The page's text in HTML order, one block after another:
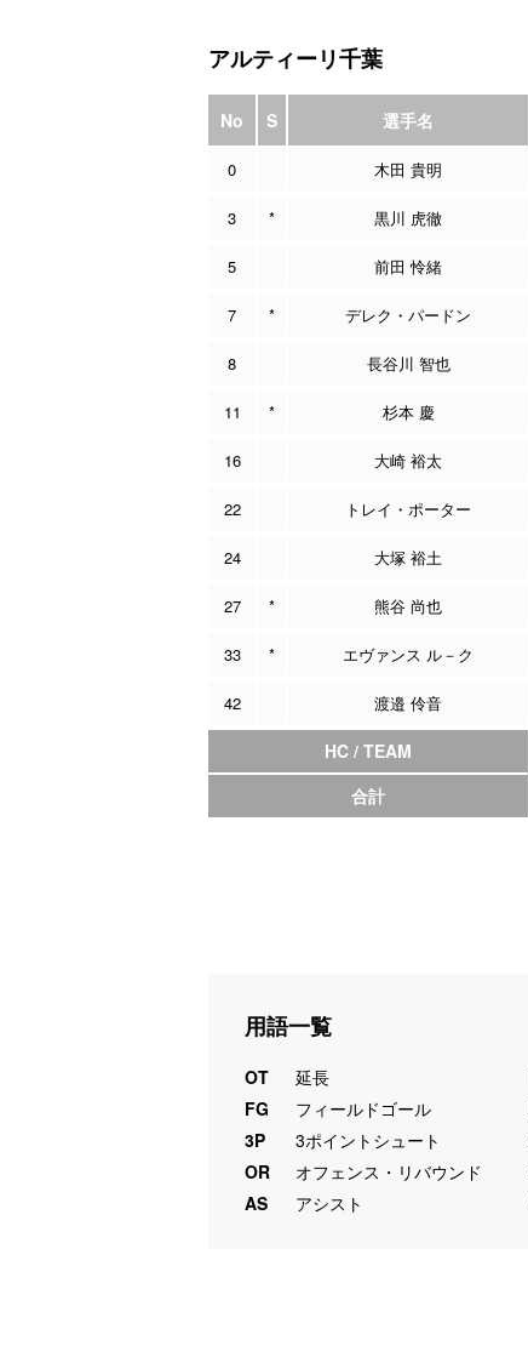
アルティーリ千葉
No S 選手名
0 木田 貴明
3 * 黒川 虎徹
5 前田 怜緒
7 * デレク・パードン
8 長谷川 智也
11 * 杉本 慶
16 大崎 裕太
22 トレイ・ポーター
24 大塚 裕土
27 * 熊谷 尚也
33 * エヴァンス ル－ク
42 渡邉 伶音
HC / TEAM
合計
用語一覧
OT 延長
FG
フィールドゴール
3P
3ポイントシュート
OR
オフェンス・リバウンド
AS
アシスト